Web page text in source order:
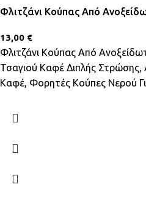
Φλιτζάνι Κούπας Από
13,00 €
Φλιτζάνι Κούπας Από
Τσαγιού Καφέ Διπλής Στρώσης,
Καφέ, Φορητές Κούπες Νερού